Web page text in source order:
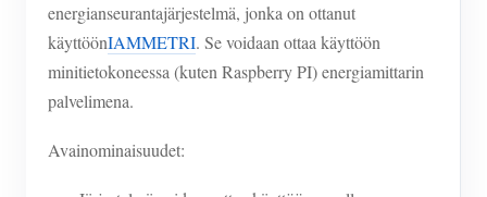
energianseurantajärjestelmä, jonka on ottanut
käyttöönIAMMETRI. Se voidaan ottaa käyttöön
minitietokoneessa (kuten Raspberry PI) energiamittarin
palvelimena.
Avainominaisuudet: